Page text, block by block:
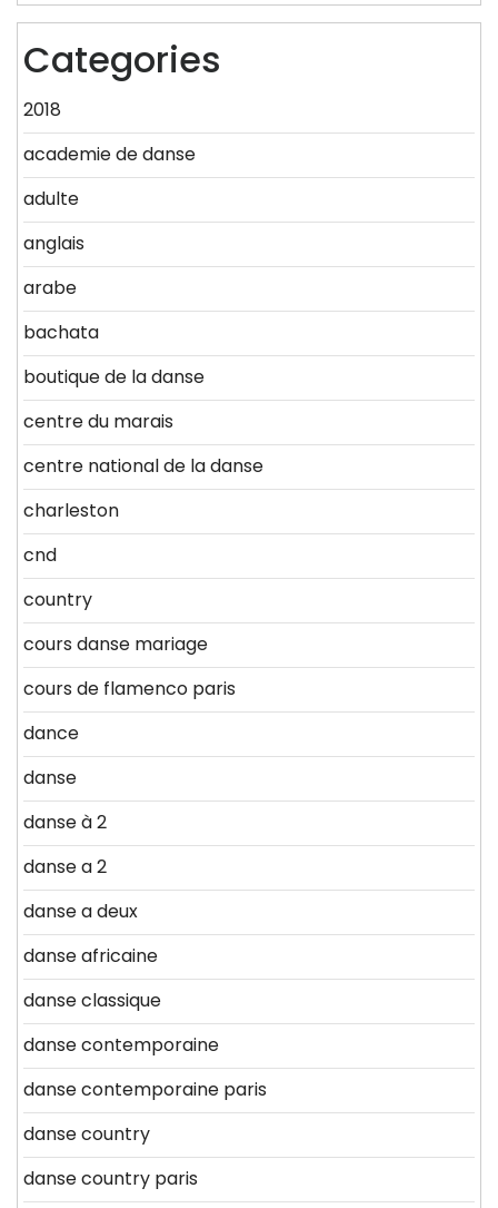
Categories
2018
academie de danse
adulte
anglais
arabe
bachata
boutique de la danse
centre du marais
centre national de la danse
charleston
cnd
country
cours danse mariage
cours de flamenco paris
dance
danse
danse à 2
danse a 2
danse a deux
danse africaine
danse classique
danse contemporaine
danse contemporaine paris
danse country
danse country paris